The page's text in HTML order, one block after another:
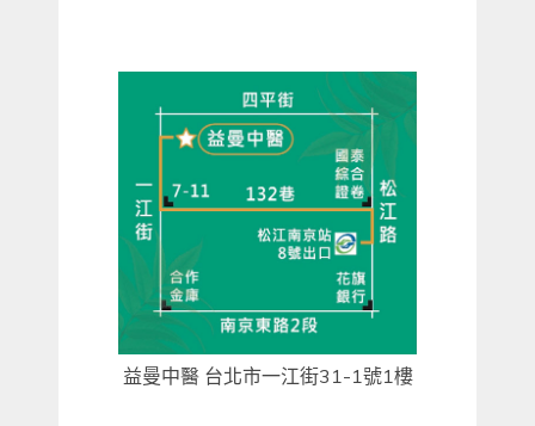
益曼中醫 台北市一江街31-1號1樓